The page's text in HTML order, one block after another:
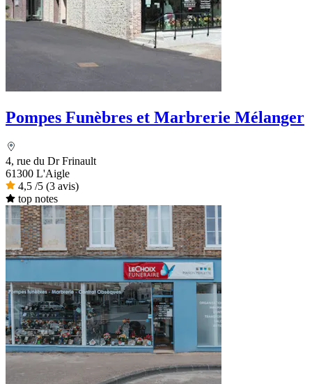
Pompes Funèbres et Marbrerie Mélanger
4, rue du Dr Frinault
61300 L'Aigle
4,5 /5 (3 avis)
top notes